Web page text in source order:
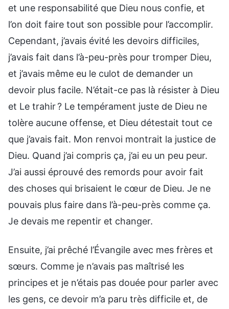
et une responsabilité que Dieu nous confie, et
l’on doit faire tout son possible pour l’accomplir.
Cependant, j’avais évité les devoirs difficiles,
j’avais fait dans l’à-peu-près pour tromper Dieu,
et j’avais même eu le culot de demander un
devoir plus facile. N’était-ce pas là résister à Dieu
et Le trahir ? Le tempérament juste de Dieu ne
tolère aucune offense, et Dieu détestait tout ce
que j’avais fait. Mon renvoi montrait la justice de
Dieu. Quand j’ai compris ça, j’ai eu un peu peur.
J’ai aussi éprouvé des remords pour avoir fait
des choses qui brisaient le cœur de Dieu. Je ne
pouvais plus faire dans l’à-peu-près comme ça.
Je devais me repentir et changer.
Ensuite, j’ai prêché l’Évangile avec mes frères et
sœurs. Comme je n’avais pas maîtrisé les
principes et je n’étais pas douée pour parler avec
les gens, ce devoir m’a paru très difficile et, de